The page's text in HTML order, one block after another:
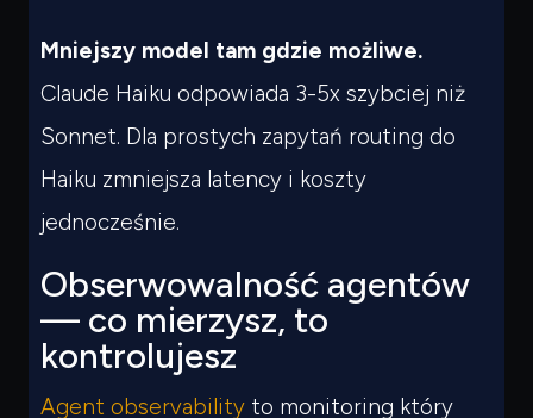
Mniejszy model tam gdzie możliwe.
Claude Haiku odpowiada 3-5x szybciej niż
Sonnet. Dla prostych zapytań routing do
Haiku zmniejsza latency i koszty
jednocześnie.
Obserwowalność agentów
— co mierzysz, to
kontrolujesz
Agent observability to monitoring który